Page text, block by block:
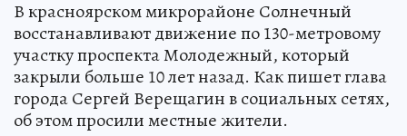
В красноярском микрорайоне Солнечный
восстанавливают движение по 130-метровому
участку проспекта Молодежный, который
закрыли больше 10 лет назад. Как пишет глава
города Сергей Верещагин в социальных сетях,
об этом просили местные жители.